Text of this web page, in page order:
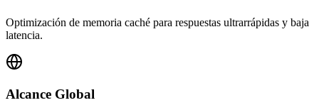
Optimización de memoria caché para respuestas ultrarrápidas y baja
latencia.
Alcance Global